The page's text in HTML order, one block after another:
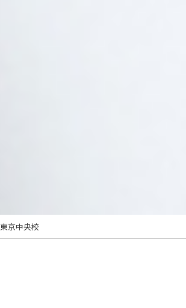
東京中央校